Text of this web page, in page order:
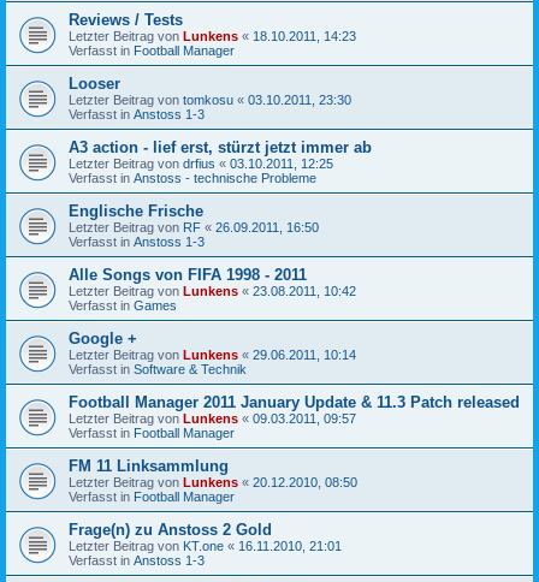
Reviews / Tests
Letzter Beitrag von Lunkens « 18.10.2011, 14:23
Verfasst in Football Manager
Looser
Letzter Beitrag von tomkosu « 03.10.2011, 23:30
Verfasst in Anstoss 1-3
A3 action - lief erst, stürzt jetzt immer ab
Letzter Beitrag von drfius « 03.10.2011, 12:25
Verfasst in Anstoss - technische Probleme
Englische Frische
Letzter Beitrag von RF « 26.09.2011, 16:50
Verfasst in Anstoss 1-3
Alle Songs von FIFA 1998 - 2011
Letzter Beitrag von Lunkens « 23.08.2011, 10:42
Verfasst in Games
Google +
Letzter Beitrag von Lunkens « 29.06.2011, 10:14
Verfasst in Software & Technik
Football Manager 2011 January Update & 11.3 Patch released
Letzter Beitrag von Lunkens « 09.03.2011, 09:57
Verfasst in Football Manager
FM 11 Linksammlung
Letzter Beitrag von Lunkens « 20.12.2010, 08:50
Verfasst in Football Manager
Frage(n) zu Anstoss 2 Gold
Letzter Beitrag von KT.one « 16.11.2010, 21:01
Verfasst in Anstoss 1-3